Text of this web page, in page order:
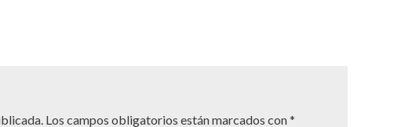
Los campos obligatorios están marcados con*